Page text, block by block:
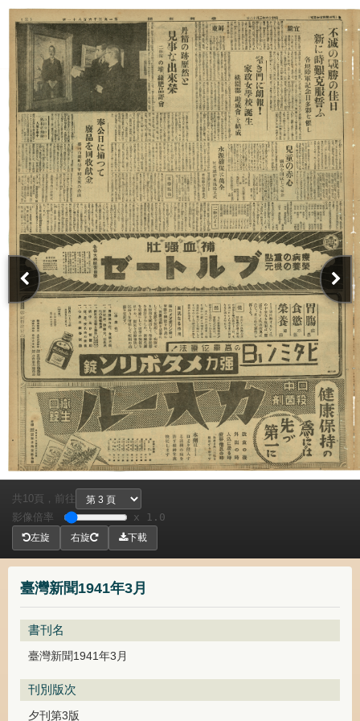
臺灣新聞1941年3月
書刊名
臺灣新聞1941年3月
刊別版次
夕刊第3版
共 10頁，
前往
影像倍率
x 1.0
左旋 右旋 下載